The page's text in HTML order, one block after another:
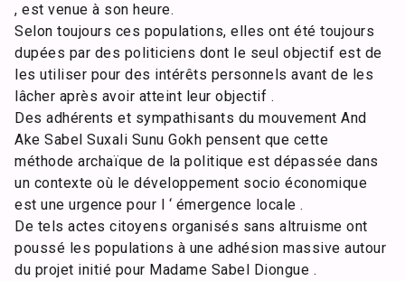
, est venue à son heure.
Selon toujours ces populations, elles ont été toujours
dupées par des politiciens dont le seul objectif est de
les utiliser pour des intérêts personnels avant de les
lâcher après avoir atteint leur objectif .
Des adhérents et sympathisants du mouvement And
Ake Sabel Suxali Sunu Gokh pensent que cette
méthode archaïque de la politique est dépassée dans
un contexte où le développement socio économique
est une urgence pour l ‘ émergence locale .
De tels actes citoyens organisés sans altruisme ont
poussé les populations à une adhésion massive autour
du projet initié pour Madame Sabel Diongue .